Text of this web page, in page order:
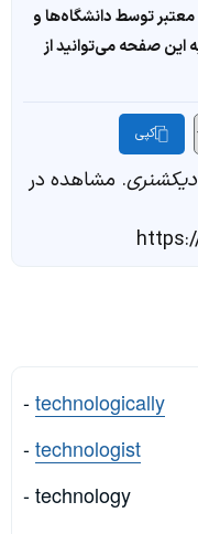
توسط دانشگاه‌ها و
این صفحه می‌توانید از
کپی
. مشاهده در
-technologically
-technologist
- technology